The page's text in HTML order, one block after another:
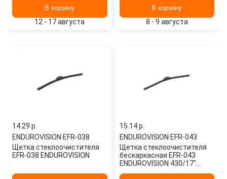
В корзину
12 - 17 августа
В корзину
8 - 9 августа
14.29 p.
ENDUROVISION·EFR-038
Щетка стеклоочистителя
EFR-038 ENDUROVISION
15.14 p.
ENDUROVISION·EFR-043
Щетка стеклоочистителя
бескаркасная EFR-043
ENDUROVISION 430/17"